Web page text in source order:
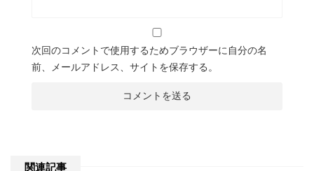
次回のコメントで使用するためブラウザーに自分の名
前、メールアドレス、サイトを保存する。
関連記事